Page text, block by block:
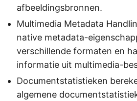
afbeeldingsbronnen.
Multimedia Metadata
native metadata-
verschillende formaten en
informatie uit multimedia-
Documentstatistieken
algemene